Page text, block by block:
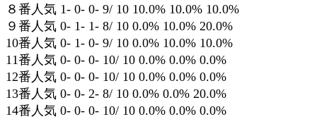
８番人気 1- 0- 0- 9/ 10 10.0% 10.0% 10.0%
９番人気 0- 1- 1- 8/ 10 0.0% 10.0% 20.0%
10番人気 0- 1- 0- 9/ 10 0.0% 10.0% 10.0%
11番人気 0- 0- 0- 10/ 10 0.0% 0.0% 0.0%
12番人気 0- 0- 0- 10/ 10 0.0% 0.0% 0.0%
13番人気 0- 0- 2- 8/ 10 0.0% 0.0% 20.0%
14番人気 0- 0- 0- 10/ 10 0.0% 0.0% 0.0%